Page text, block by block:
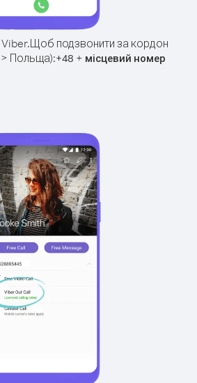
Щоб подзвонити за кордон
> Польща):+48 + місцевий номер